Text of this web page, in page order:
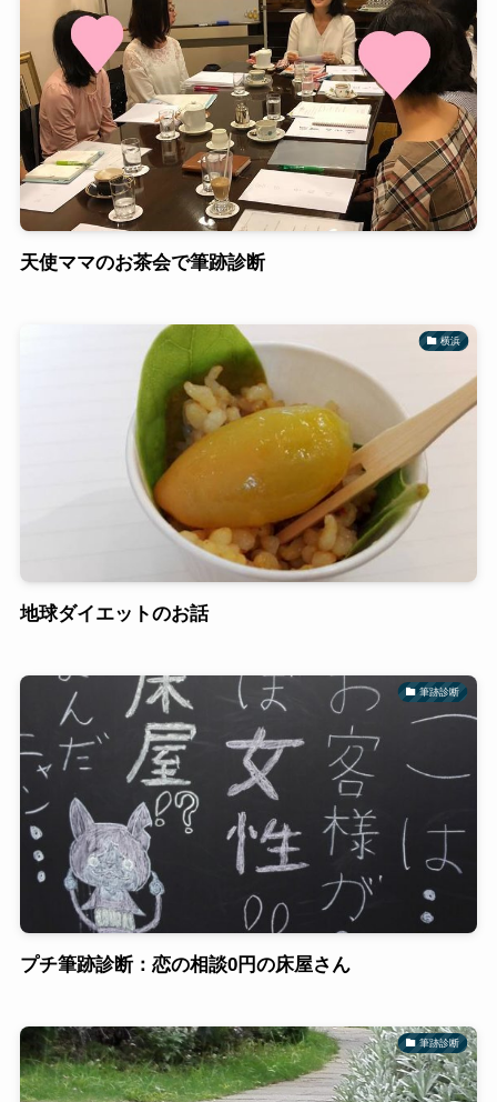
天使ママのお茶会で筆跡診断
横浜
地球ダイエットのお話
筆跡診断
プチ筆跡診断：恋の相談0円の床屋さん
筆跡診断